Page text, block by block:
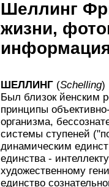
Шеллинг
жизни,
ШЕЛЛИНГ (Schelling)
Был близок йенским
принципы
организма,
системы ступеней
динамическим
единства -
художественному
единство